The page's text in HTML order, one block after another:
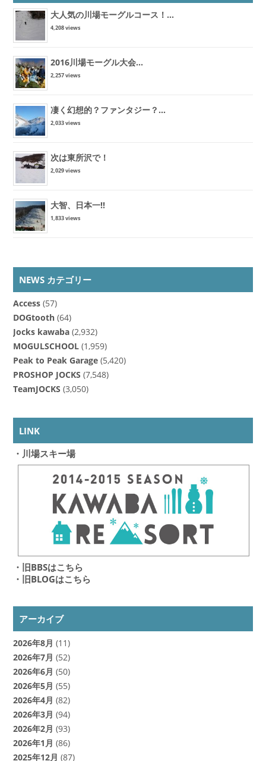
大人気の川場モーグルコース！...
4,208 views
2016川場モーグル大会...
2,257 views
凄く幻想的？ファンタジー？...
2,033 views
次は東所沢で！
2,029 views
大智、日本一!!
1,833 views
NEWS カテゴリー
Access(57)
DOGtooth(64)
Jocks kawaba(2,932)
MOGULSCHOOL(1,959)
Peak to Peak Garage(5,420)
PROSHOP JOCKS (7,548)
TeamJOCKS (3,050)
LINK
・川場スキー場
・旧BBSはこちら
・旧BLOGはこちら
アーカイブ
2026年8月 (11)
2026年7月 (52)
2026年6月 (50)
2026年5月 (55)
2026年4月 (82)
2026年3月 (94)
2026年2月 (93)
2026年1月 (86)
2025年12月 (87)